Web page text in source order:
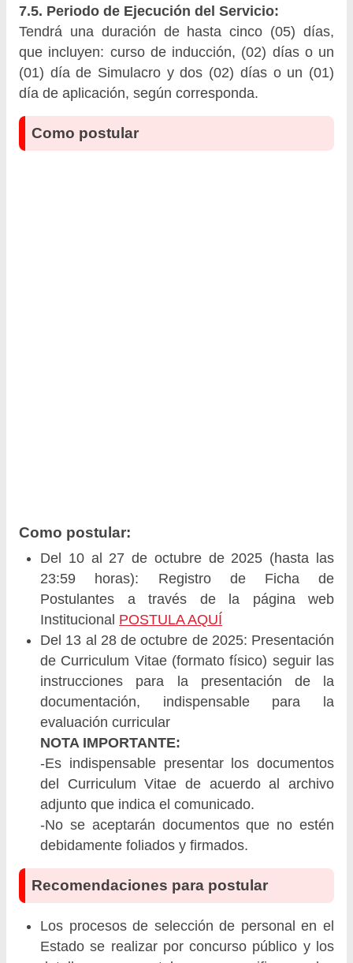
7.5. Periodo de Ejecución del Servicio:
Tendrá una duración de hasta cinco (05) días,
que incluyen: curso de inducción, (02) días o un
(01) día de Simulacro y dos (02) días o un (01)
día de aplicación, según corresponda.
Como postular
Como postular:
Del 10 al 27 de octubre de 2025 (hasta las
23:59 horas): Registro de Ficha de
Postulantes a través de la página web
Institucional POSTULA AQUÍ
Del 13 al 28 de octubre de 2025: Presentación
de Curriculum Vitae (formato físico) seguir las
instrucciones para la presentación de la
documentación, indispensable para la
evaluación curricular
NOTA IMPORTANTE:
-Es indispensable presentar los documentos
del Curriculum Vitae de acuerdo al archivo
adjunto que indica el comunicado.
-No se aceptarán documentos que no estén
debidamente foliados y firmados.
Recomendaciones para postular
Los procesos de selección de personal en el
Estado se realizar por concurso público y los